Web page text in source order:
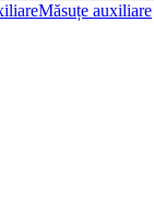
Măsuțe auxiliare